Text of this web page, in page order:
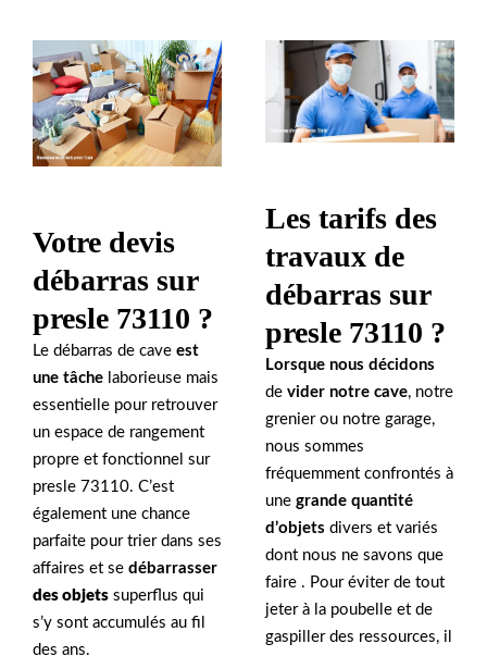
Votre devis
débarras sur
presle 73110 ?
Le débarras de cave est
une tâche laborieuse mais
essentielle pour retrouver
un espace de rangement
propre et fonctionnel sur
presle 73110. C’est
également une chance
parfaite pour trier dans ses
affaires et se débarrasser
des objets superflus qui
s’y sont accumulés au fil
des ans.
Les tarifs des
travaux de
débarras sur
presle 73110 ?
Lorsque nous décidons
de vider notre cave, notre
grenier ou notre garage,
nous sommes
fréquemment confrontés à
une grande quantité
d’objets divers et variés
dont nous ne savons que
faire . Pour éviter de tout
jeter à la poubelle et de
gaspiller des ressources, il